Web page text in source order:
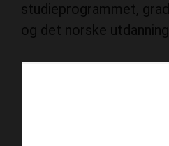
studieprogrammet,
og det norske